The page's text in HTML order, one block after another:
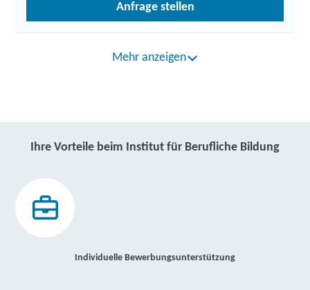
Anfrage stellen
Mehr anzeigen
Ihre Vorteile beim Institut für Berufliche Bildung
Individuelle Bewerbungsunterstützung